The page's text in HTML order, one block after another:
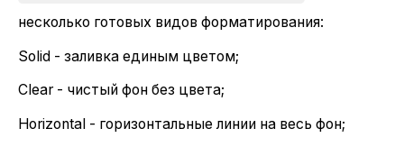
несколько готовых видов форматирования:
Solid - заливка единым цветом;
Clear - чистый фон без цвета;
Horizontal - горизонтальные линии на весь фон;